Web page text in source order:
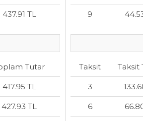
437.91 TL 9
Tutar
417.95 TL
427.93 TL
Taksit Taksit
3
6